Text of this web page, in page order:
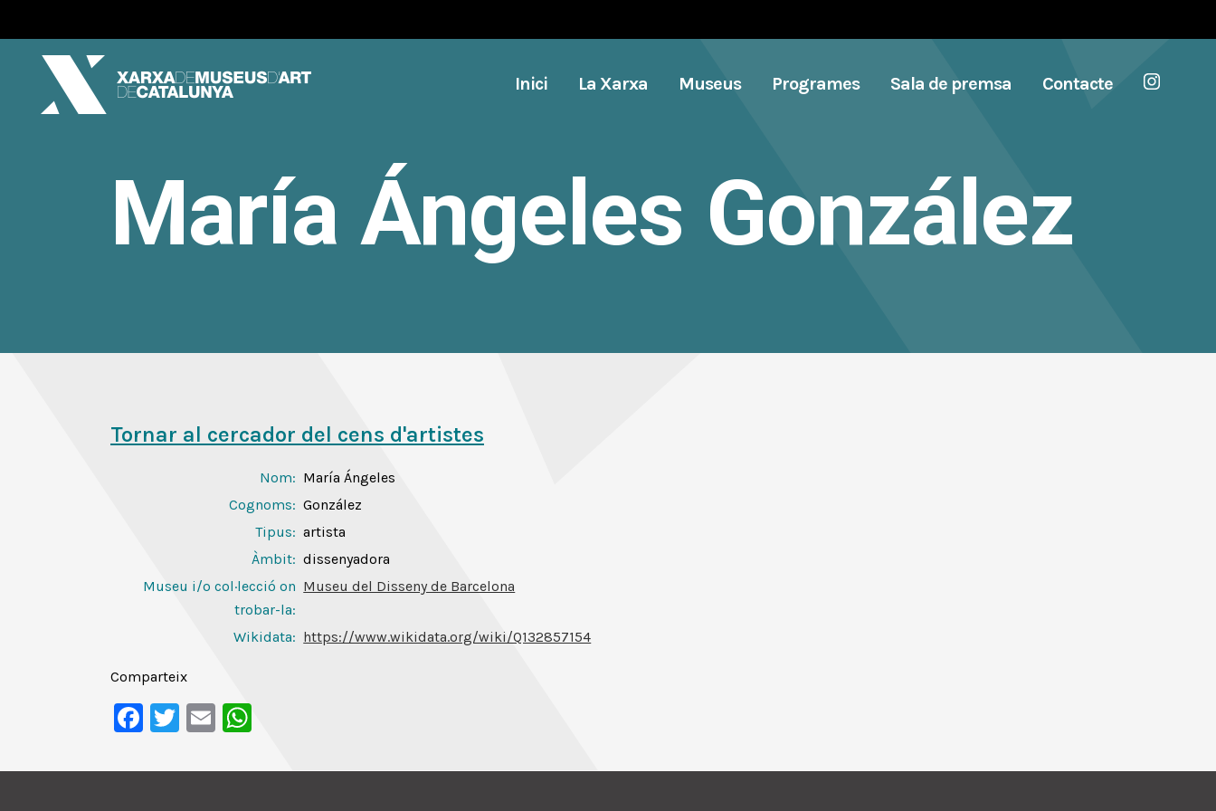
Inici La Xarxa Museus Programes Sala de premsa Contacte
María Ángeles González
Tornar al cercador del cens d'artistes
Nom: María Ángeles
Cognoms: González
Tipus: artista
Àmbit: dissenyadora
Museu i/o col·lecció on
trobar-la:
Museu del Disseny de Barcelona
Wikidata: https://www.wikidata.org/wiki/Q132857154
Comparteix
Facebook
Twitter
Email